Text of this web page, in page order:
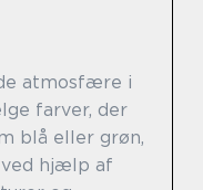
atmosfære i
farver, der
blå eller grøn,
hjælp af